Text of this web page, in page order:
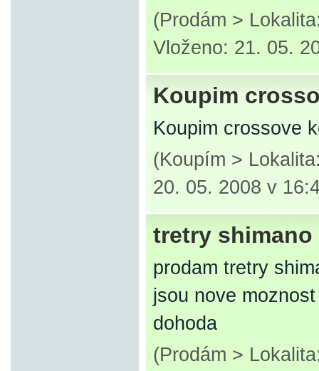
(Prodám >
Vloženo: 21. 05.
Koupim
Koupim crossove
(Koupím >
20. 05. 2008 v
tretry shimano
prodam tretry
jsou nove
dohoda
(Prodám >